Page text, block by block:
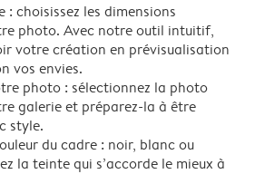
choisissez les dimensions
photo. Avec notre outil intuitif,
votre création en prévisualisation
vos envies.
photo : sélectionnez la photo
galerie et préparez-la à être
style.
du cadre : noir, blanc ou
la teinte qui s’accorde le mieux à